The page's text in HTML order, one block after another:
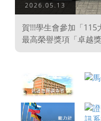
2026.05.13
賀!!!學生會參加「115
最高榮譽獎項「卓越